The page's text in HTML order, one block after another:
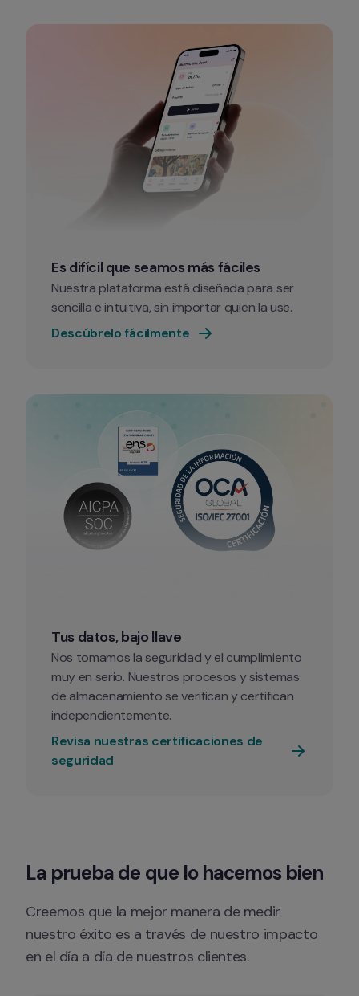
Es difícil que seamos más fáciles
Nuestra plataforma está diseñada para ser
sencilla e intuitiva, sin importar quien la use.
Descúbrelo fácilmente
Tus datos, bajo llave
Nos tomamos la seguridad y el cumplimiento
muy en serio. Nuestros procesos y sistemas
de almacenamiento se verifican y certifican
independientemente.
Revisa nuestras certificaciones de
seguridad
La prueba de que lo hacemos bien
Creemos que la mejor manera de medir
nuestro éxito es a través de nuestro impacto
en el día a día de nuestros clientes.